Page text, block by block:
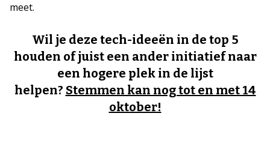
meet.
Wil je deze tech-ideeën in de top 5
houden of juist een ander initiatief naar
een hogere plek in de lijst
helpen? Stemmen kan nog tot en met 14
oktober!